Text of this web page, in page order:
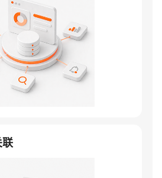
联